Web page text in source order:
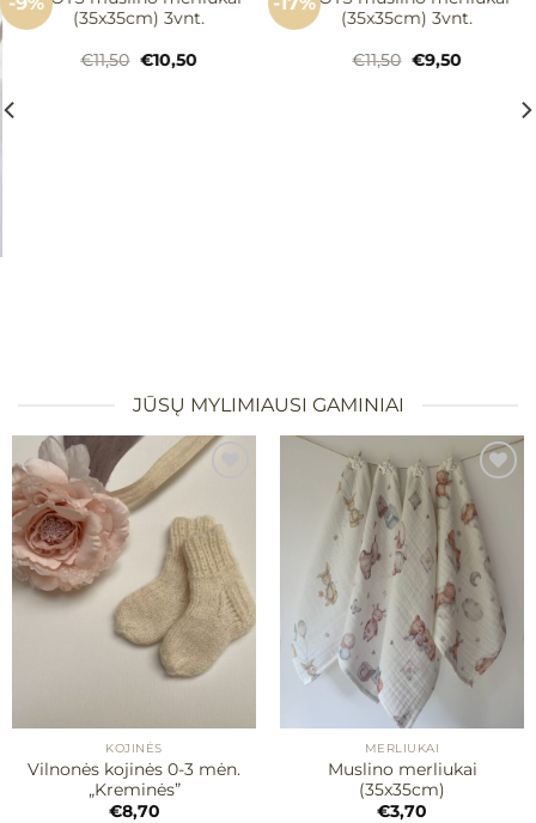
(35x35cm) 3vnt.
€11,50
Original
price
€10,50Current
(35x35cm) 3vnt.
€11,50
Original
price
€9,50Current
JŪSŲ MYLIMIAUSI GAMINIAI
Mėgstamiausias
KOJINĖS
Vilnonės kojinės 0-3 mėn.
„Kreminės”
€8,70
Mėgstamiausias
MERLIUKAI
Muslino merliukai
(35x35cm)
€3,70